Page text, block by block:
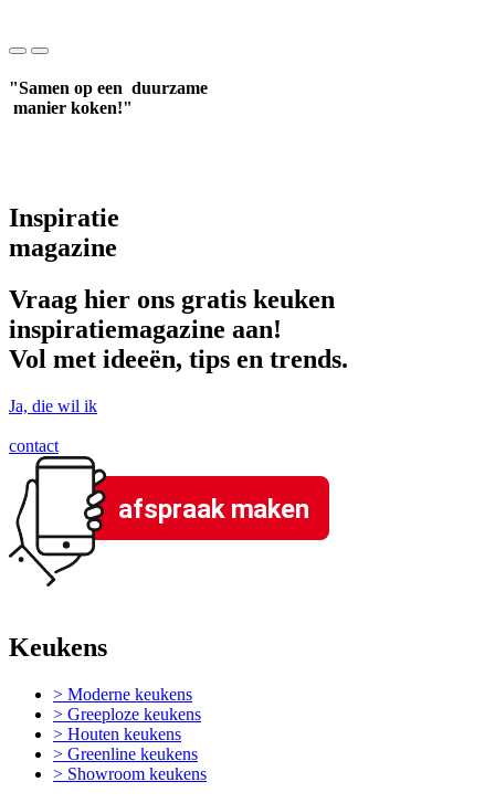
"Samen op een duurzame
manier koken!"
Inspiratie
magazine
Vraag hier ons gratis keuken
inspiratiemagazine aan!
Vol met ideeën, tips en trends.
Ja, die wil ik
contact
afspraak maken
Keukens
> Moderne keukens
> Greeploze keukens
> Houten keukens
> Greenline keukens
> Showroom keukens